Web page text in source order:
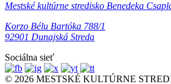
Mestské kultúrne stredisko Benedeka
Korzo Bélu Bartóka 788/1
92901 Dunajská Streda
Sociálna sieť
© 2026 MESTSKÉ KULTÚRNE